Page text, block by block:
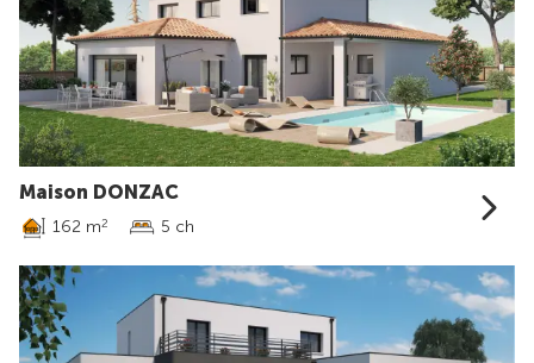
Maison DONZAC
162 m2 5 ch